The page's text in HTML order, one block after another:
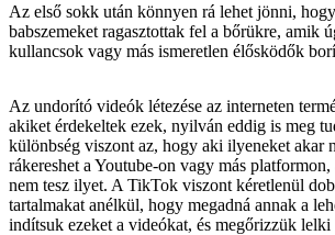
Az első sokk után könnyen rá lehet jönni,
babszemeket ragasztottak fel a bőrükre, amik
kullancsok vagy más ismeretlen élősködők
Az undorító videók létezése az interneten
akiket érdekeltek ezek, nyilván eddig is meg
különbség viszont az, hogy aki ilyeneket akar
rákereshet a Youtube-on vagy más
nem tesz ilyet. A TikTok viszont kéretlenül
tartalmakat anélkül, hogy megadná annak a
indítsuk ezeket a videókat, és megőrizzük lelki